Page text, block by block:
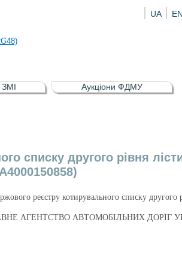
EN
UA
відсоткова електронна іменна (ISIN
(ISIN UA4000232607)
відсоткова електронна іменна (ISIN
ЗМІ Аукціони ФДМУ
списку другого рівня
реєстру котирувального списку другого
ДЕРЖАВНЕ АГЕНТСТВО АВТОМОБІЛЬНИХ